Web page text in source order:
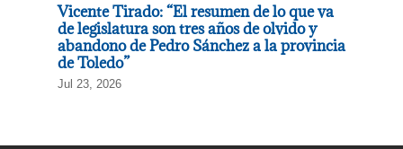
Vicente Tirado: “El resumen de lo que va
de legislatura son tres años de olvido y
abandono de Pedro Sánchez a la provincia
de Toledo”
Jul 23, 2026